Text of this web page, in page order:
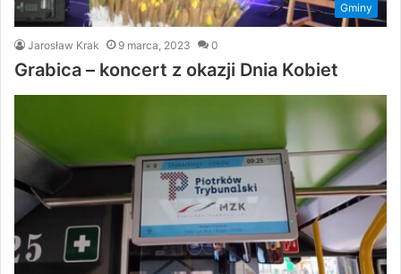
Gminy
Jarosław Krak 9 marca, 2023 0
Grabica – koncert z okazji Dnia Kobiet